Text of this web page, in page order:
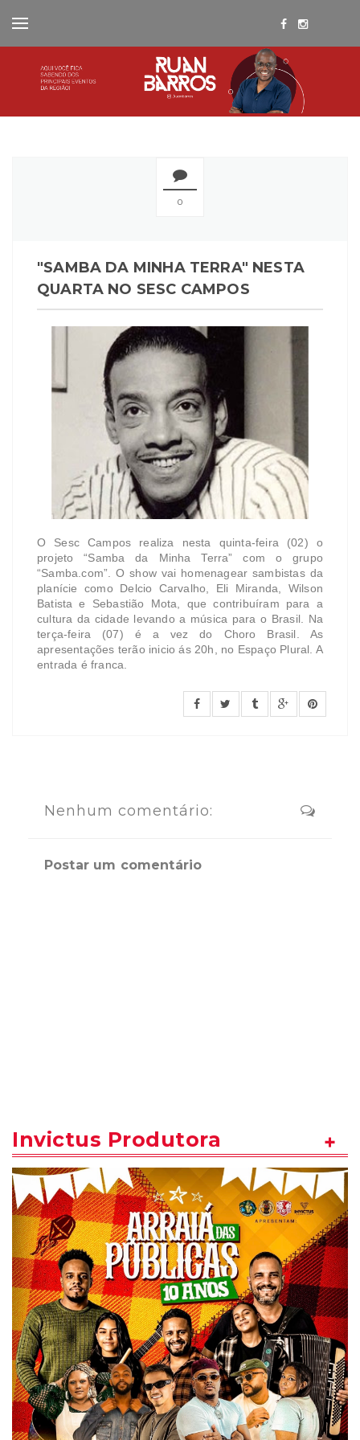
0
"SAMBA DA MINHA TERRA" NESTA
QUARTA NO SESC CAMPOS
O Sesc Campos realiza nesta quinta-feira (02) o
projeto “Samba da Minha Terra” com o grupo
“Samba.com”. O show vai homenagear sambistas da
planície como Delcio Carvalho, Eli Miranda, Wilson
Batista e Sebastião Mota, que contribuíram para a
cultura da cidade levando a música para o Brasil. Na
terça-feira (07) é a vez do Choro Brasil. As
apresentações terão inicio ás 20h, no Espaço Plural. A
entrada é franca.
Nenhum comentário:
Postar um comentário
Invictus Produtora